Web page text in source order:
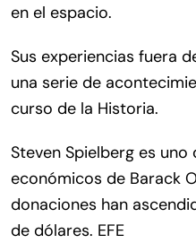
en el espacio.
Sus experiencias fuera
una serie de
curso de la Historia.
Steven Spielberg es
económicos de Barack
donaciones han
de dólares. EFE